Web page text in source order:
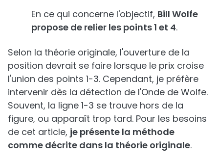
En ce qui concerne l'objectif, Bill Wolfe
propose de relier les points 1 et 4.
Selon la théorie originale, l'ouverture de la
position devrait se faire lorsque le prix croise
l'union des points 1-3. Cependant, je préfère
intervenir dès la détection de l'Onde de Wolfe.
Souvent, la ligne 1-3 se trouve hors de la
figure, ou apparaît trop tard. Pour les besoins
de cet article, je présente la méthode
comme décrite dans la théorie originale.